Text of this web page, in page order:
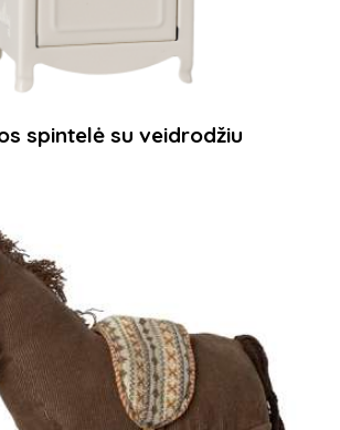
spintelė su veidrodžiu